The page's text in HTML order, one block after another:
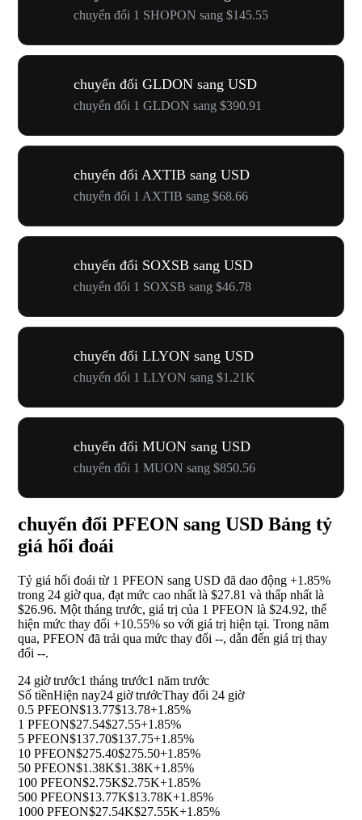
chuyển đổi 1 SHOPON sang $145.55
chuyển đổi GLDON sang USD
chuyển đổi 1 GLDON sang $390.91
chuyển đổi AXTIB sang USD
chuyển đổi 1 AXTIB sang $68.66
chuyển đổi SOXSB sang USD
chuyển đổi 1 SOXSB sang $46.78
chuyển đổi LLYON sang USD
chuyển đổi 1 LLYON sang $1.21K
chuyển đổi MUON sang USD
chuyển đổi 1 MUON sang $850.56
chuyển đổi PFEON sang USD Bảng tỷ
giá hối đoái
Tỷ giá hối đoái từ 1 PFEON sang USD đã dao động +1.85%
trong 24 giờ qua, đạt mức cao nhất là $27.81 và thấp nhất là
$26.96. Một tháng trước, giá trị của 1 PFEON là $24.92, thể
hiện mức thay đổi +10.55% so với giá trị hiện tại. Trong năm
qua, PFEON đã trải qua mức thay đổi --, dẫn đến giá trị thay
đổi --.
24 giờ trước1 tháng trước1 năm trước
Số tiềnHiện nay24 giờ trướcThay đổi 24 giờ
0.5 PFEON$13.77$13.78+1.85%
1 PFEON$27.54$27.55+1.85%
5 PFEON$137.70$137.75+1.85%
10 PFEON$275.40$275.50+1.85%
50 PFEON$1.38K$1.38K+1.85%
100 PFEON$2.75K$2.75K+1.85%
500 PFEON$13.77K$13.78K+1.85%
1000 PFEON$27.54K$27.55K+1.85%